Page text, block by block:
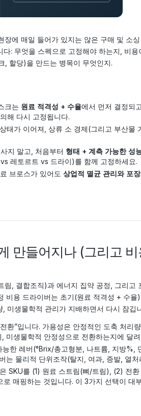
에 매일 들어가 있지는 않은 구매 및 소
: 무엇을 스펙으로 고정해야 하는지, 비용
, 할당)을 만드는 병목이 무엇인지.
크는 원료 적격성 + 수율에서 먼저 결정되
해 다시 고정됩니다.
태가 이어져, 상류 소 경제(그리고 부산물
지 말고, 처음부터 형태 + 계측 가능한 성
레토르트 vs 드라이)를 함께 고정하세요.
브로스가 있어도 상업적 멸균 관리와 포
만들어지나 (그리고
, 결합조직)과 에너지 집약 공정, 그리고
용 드라이버는 초기(원료 적격성 + 수율
미생물학적 관리가 지배하면서 다시 잠깁
환”입니다. 가용성은 안정적인 도축 처리
생물학적 안정성으로 전환하는지에 달
한 레버(°Brix/총고형분, 나트륨, 지방%,
는 물리적 단위조작(탈지, 여과, 증발, 열
SKU를 (1) 원료 스트림(뼈/트림), (2) 전
매핑하는 것입니다. 이 3가지 선택이 대